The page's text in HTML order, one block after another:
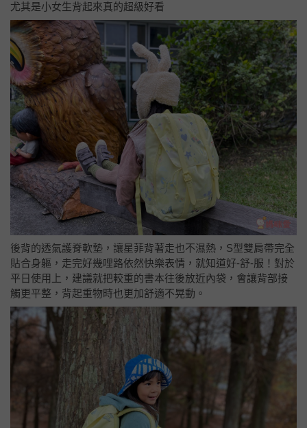
尤其是小女生背起來真的超級好看
後背的透氣護脊軟墊，讓星菲背著走也不濕熱，S型雙肩帶完全
貼合身軀，走完好幾哩路依然快樂表情，就知道好-舒-服！對於
平日使用上，建議就把較重的書本往後放近內袋，會讓背部接
觸更平整，背起重物時也更加舒適不晃動。